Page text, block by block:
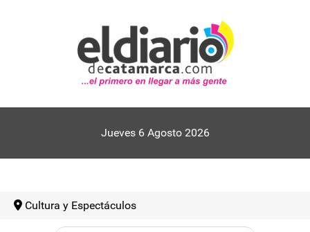
Jueves 6 Agosto 2026
Cultura y Espectáculos